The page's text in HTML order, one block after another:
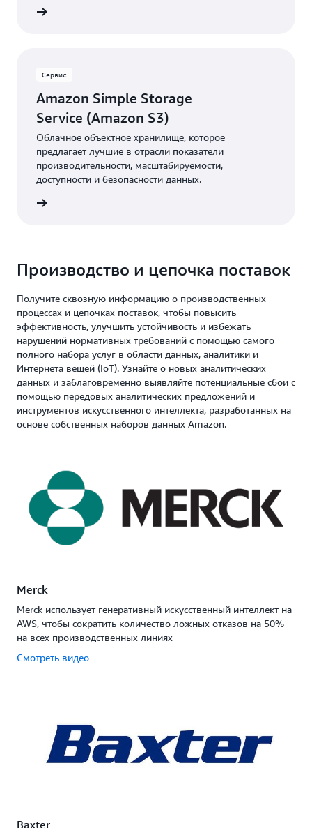
Сервис
Amazon Simple Storage
Service (Amazon S3)
Облачное объектное хранилище, которое
предлагает лучшие в отрасли показатели
производительности, масштабируемости,
доступности и безопасности данных.
Производство и цепочка поставок
Получите сквозную информацию о производственных
процессах и цепочках поставок, чтобы повысить
эффективность, улучшить устойчивость и избежать
нарушений нормативных требований с помощью самого
полного набора услуг в области данных, аналитики и
Интернета вещей (IoT). Узнайте о новых аналитических
данных и заблаговременно выявляйте потенциальные сбои с
помощью передовых аналитических предложений и
инструментов искусственного интеллекта, разработанных на
основе собственных наборов данных Amazon.
Merck
Merck использует генеративный искусственный интеллект на
AWS, чтобы сократить количество ложных отказов на 50%
на всех производственных линиях
Смотреть видео
Baxter